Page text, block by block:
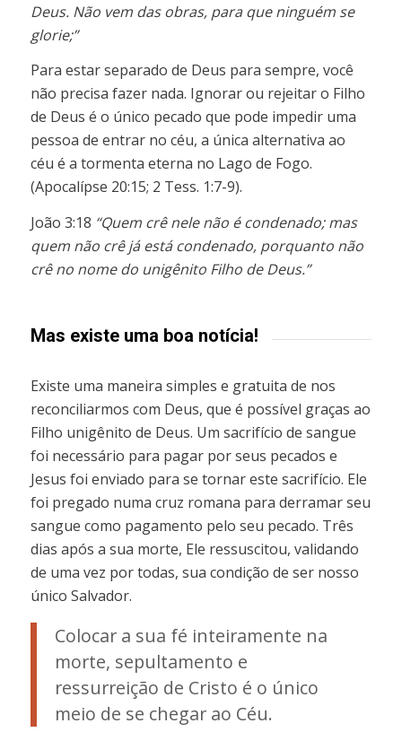
Deus. Não vem das obras, para que ninguém se
glorie;”
Para estar separado de Deus para sempre, você
não precisa fazer nada. Ignorar ou rejeitar o Filho
de Deus é o único pecado que pode impedir uma
pessoa de entrar no céu, a única alternativa ao
céu é a tormenta eterna no Lago de Fogo.
(Apocalípse 20:15; 2 Tess. 1:7-9).
João 3:18 “Quem crê nele não é condenado; mas
quem não crê já está condenado, porquanto não
crê no nome do unigênito Filho de Deus.”
Mas existe uma boa notícia!
Existe uma maneira simples e gratuita de nos
reconciliarmos com Deus, que é possível graças ao
Filho unigênito de Deus. Um sacrifício de sangue
foi necessário para pagar por seus pecados e
Jesus foi enviado para se tornar este sacrifício. Ele
foi pregado numa cruz romana para derramar seu
sangue como pagamento pelo seu pecado. Três
dias após a sua morte, Ele ressuscitou, validando
de uma vez por todas, sua condição de ser nosso
único Salvador.
Colocar a sua fé inteiramente na
morte, sepultamento e
ressurreição de Cristo é o único
meio de se chegar ao Céu.